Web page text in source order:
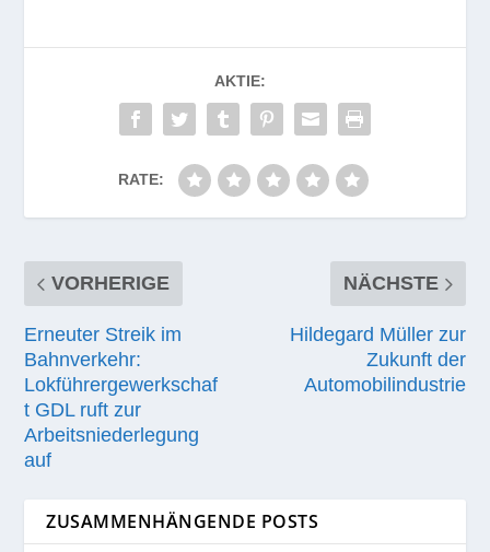
AKTIE:
RATE:
VORHERIGE
Erneuter Streik im
Bahnverkehr:
Lokführergewerkschaf
t GDL ruft zur
Arbeitsniederlegung
auf
NÄCHSTE
Hildegard Müller zur
Zukunft der
Automobilindustrie
ZUSAMMENHÄNGENDE POSTS